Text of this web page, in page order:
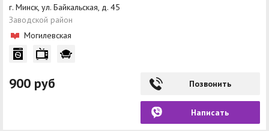
г. Минск, ул. Байкальская, д. 45
Заводской район
Могилевская
900 руб Позвонить
Написать